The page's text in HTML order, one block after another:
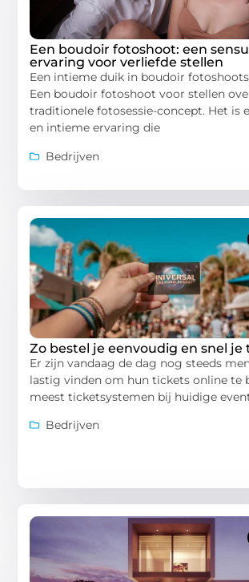
Een boudoir fotoshoot: een
ervaring voor verliefde stellen
Een intieme duik in boudoir
Een boudoir fotoshoot voor stellen
traditionele fotosessie-concept. Het is
en intieme ervaring die
Bedrijven
Zo bestel je eenvoudig en snel je
Er zijn vandaag de dag nog steeds
lastig vinden om hun tickets online te
meest ticketsystemen bij huidige
Bedrijven